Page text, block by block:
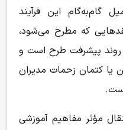
گام‌به‌گام این فرآیند
که مطرح می‌شود،
روند پیشرفت طرح است و
یا کتمان زحمات مدیران
مؤثر مفاهیم آموزشی